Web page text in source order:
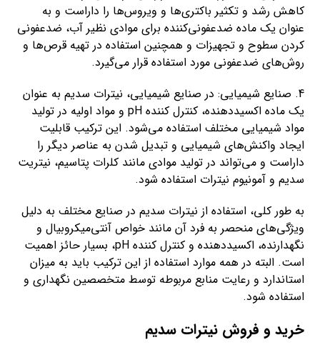
کاهش رشد و تکثیر باکتری‌ها و ویروس‌ها را داراست و به
عنوان یک ماده ضدعفونی‌کننده برای موادی نظیر آب، ضدعفونی
کردن سطوح و تجهیزات و همچنین استفاده در تهیه قرص‌ها و
روش‌های ضدعفونی مورد استفاده قرار می‌گیرد.
4. صنایع شیمیایی: در صنایع شیمیایی، نیترات سدیم به عنوان
یک ماده اکسیددهنده، کنترل کننده pH و مواد اولیه در تولید
مواد شیمیایی مختلف استفاده می‌شود. این ترکیب قابلیت
ایجاد واکنش‌های شیمیایی و تبدیل شدن به عناصر دیگر را
داراست و می‌تواند در تولید موادی مانند کلرات پتاسیم، نیتریت
سدیم و آمونیوم نیترات استفاده شود.
به طور کلی، استفاده از نیترات سدیم در صنایع مختلف به دلیل
ویژگی‌های منحصر به فرد آن مانند خواص آنتی‌میکروبیال و
نگهدارنده، اکسیددهنده و کنترل کننده pH، بسیار حائز اهمیت
است. البته در همه موارد استفاده از این ترکیب باید به میزان
استاندارد و رعایت منابع مربوطه توسط متخصصین نگهداری و
استفاده شود.
خرید و فروش نیترات سدیم